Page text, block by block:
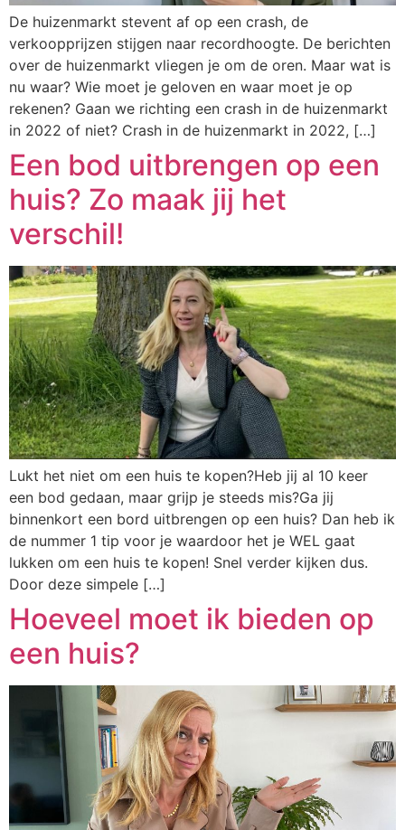
De huizenmarkt stevent af op een crash, de
verkoopprijzen stijgen naar recordhoogte. De berichten
over de huizenmarkt vliegen je om de oren. Maar wat is
nu waar? Wie moet je geloven en waar moet je op
rekenen? Gaan we richting een crash in de huizenmarkt
in 2022 of niet? Crash in de huizenmarkt in 2022, […]
Een bod uitbrengen op een
huis? Zo maak jij het
verschil!
Lukt het niet om een huis te kopen?Heb jij al 10 keer
een bod gedaan, maar grijp je steeds mis?Ga jij
binnenkort een bord uitbrengen op een huis? Dan heb ik
de nummer 1 tip voor je waardoor het je WEL gaat
lukken om een huis te kopen! Snel verder kijken dus.
Door deze simpele […]
Hoeveel moet ik bieden op
een huis?